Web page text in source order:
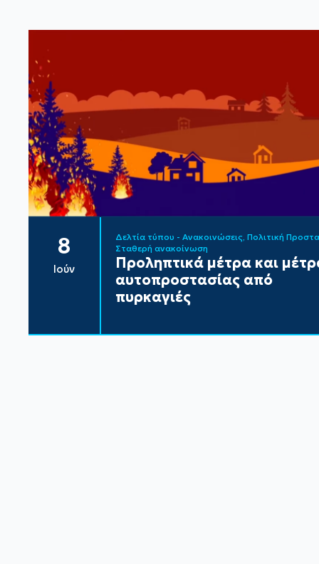
8
Ιούν
Δελτία τύπου - Ανακοινώσεις Πολιτική
Σταθερή ανακοίνωση
Προληπτικά μέτρα και
αυτοπροστασίας από
πυρκαγιές